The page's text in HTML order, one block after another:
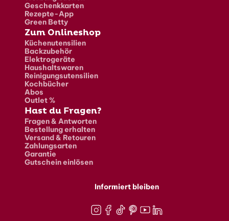
Geschenkkarten
Rezepte-App
Green Betty
Zum Onlineshop
Küchenutensilien
Backzubehör
Elektrogeräte
Haushaltswaren
Reinigungsutensilien
Kochbücher
Abos
Outlet %
Hast du Fragen?
Fragen & Antworten
Bestellung erhalten
Versand & Retouren
Zahlungsarten
Garantie
Gutschein einlösen
Informiert bleiben